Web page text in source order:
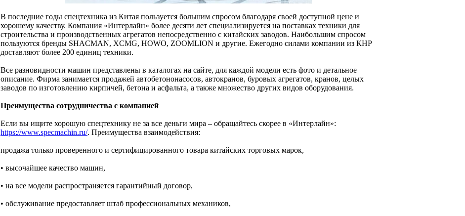
В последние годы спецтехника из Китая пользуется большим спросом благодаря своей доступной цене и
хорошему качеству. Компания «Интерлайн» более десяти лет специализируется на поставках техники для
строительства и производственных агрегатов непосредственно с китайских заводов. Наибольшим спросом
пользуются бренды SHACMAN, XCMG, HOWO, ZOOMLION и другие. Ежегодно силами компании из КНР
доставляют более 200 единиц техники.
Все разновидности машин представлены в каталогах на сайте, для каждой модели есть фото и детальное
описание. Фирма занимается продажей автобетононасосов, автокранов, буровых агрегатов, кранов, целых
заводов по изготовлению кирпичей, бетона и асфальта, а также множество других видов оборудования.
Преимущества сотрудничества с компанией
Если вы ищите хорошую спецтехнику не за все деньги мира – обращайтесь скорее в «Интерлайн»:
https://www.specmachin.ru/. Преимущества взаимодействия:
продажа только проверенного и сертифицированного товара китайских торговых марок,
• высочайшее качество машин,
• на все модели распространяется гарантийный договор,
• обслуживание предоставляет штаб профессиональных механиков,